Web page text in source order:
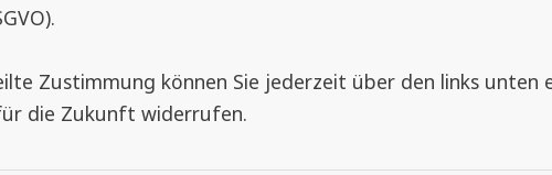
Technischer Fortschritt macht
Ob es also darum geht, das Haus durch
zu machen, den Komfort durch automatisierte
Zustimmung können Sie jederzeit über den links unten
die Zukunft widerrufen.